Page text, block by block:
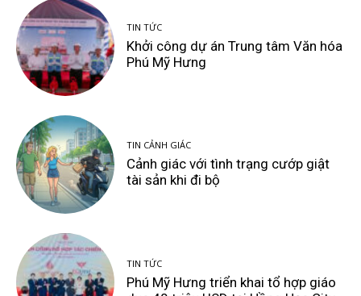
TIN TỨC
Khởi công dự án Trung tâm Văn hóa
Phú Mỹ Hưng
TIN CẢNH GIÁC
Cảnh giác với tình trạng cướp giật
tài sản khi đi bộ
TIN TỨC
Phú Mỹ Hưng triển khai tổ hợp giáo